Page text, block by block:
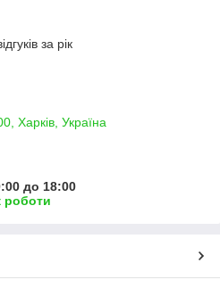
за рік
Харків, Україна
до 18:00
роботи